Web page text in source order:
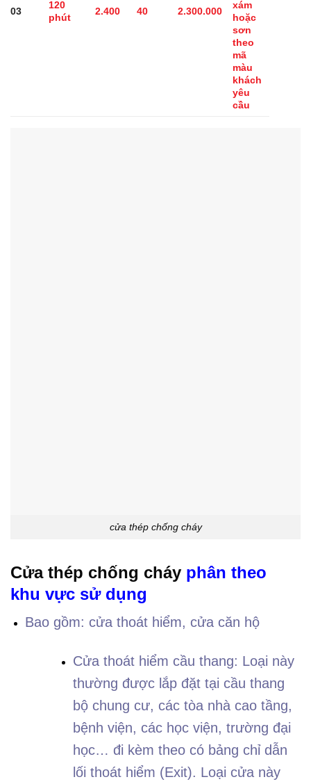
03
120
phút
2.400 40 2.300.000
xám
hoặc
sơn
theo
mã
màu
khách
yêu
cầu
cửa thép chống cháy
Cửa thép chống cháy phân theo
khu vực sử dụng
Bao gồm: cửa thoát hiểm, cửa căn hộ
Cửa thoát hiểm cầu thang: Loại này
thường được lắp đặt tại cầu thang
bộ chung cư, các tòa nhà cao tầng,
bệnh viện, các học viện, trường đại
học… đi kèm theo có bảng chỉ dẫn
lối thoát hiểm (Exit). Loại cửa này